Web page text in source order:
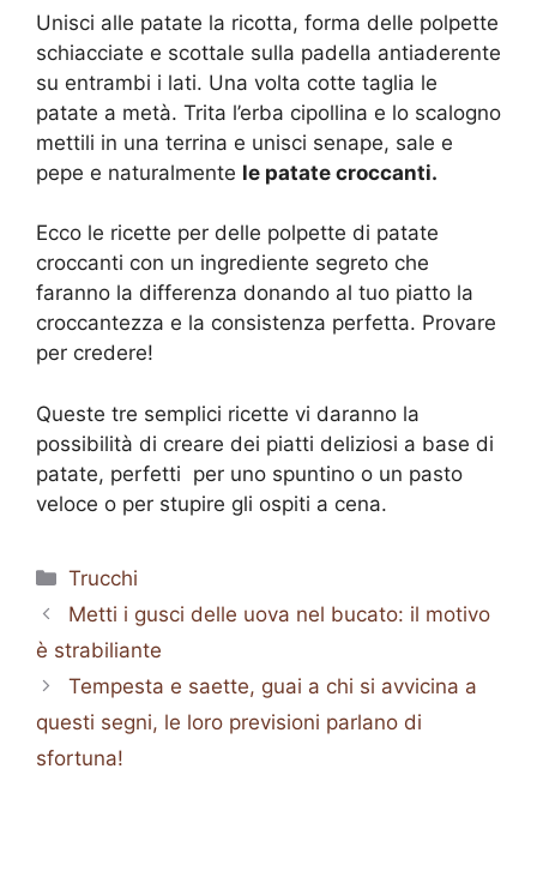
Unisci alle patate la ricotta, forma delle polpette
schiacciate e scottale sulla padella antiaderente
su entrambi i lati. Una volta cotte taglia le
patate a metà. Trita l’erba cipollina e lo scalogno
mettili in una terrina e unisci senape, sale e
pepe e naturalmente le patate croccanti.
Ecco le ricette per delle polpette di patate
croccanti con un ingrediente segreto che
faranno la differenza donando al tuo piatto la
croccantezza e la consistenza perfetta. Provare
per credere!
Queste tre semplici ricette vi daranno la
possibilità di creare dei piatti deliziosi a base di
patate, perfetti per uno spuntino o un pasto
veloce o per stupire gli ospiti a cena.
Categorie
Trucchi
Metti i gusci delle uova nel bucato: il motivo
è strabiliante
Tempesta e saette, guai a chi si avvicina a
questi segni, le loro previsioni parlano di
sfortuna!